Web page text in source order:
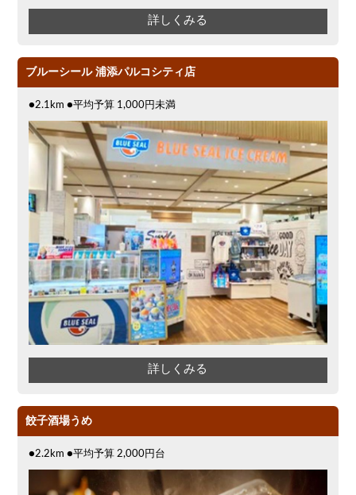
詳しくみる
ブルーシール 浦添パルコシティ店
●2.1km ●平均予算 1,000円未満
詳しくみる
餃子酒場うめ
●2.2km ●平均予算 2,000円台